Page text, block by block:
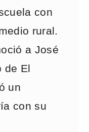
con
rural.
a José
de El
un
con su